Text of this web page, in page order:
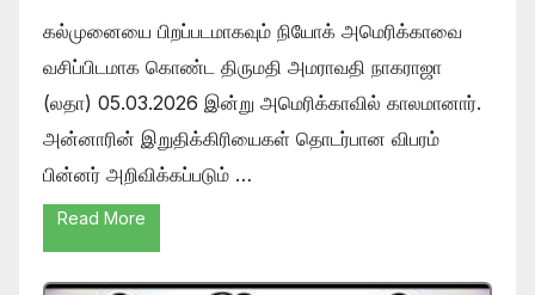
கல்முனையை பிறப்படமாகவும் நியோக் அமெரிக்காவை
வசிப்பிடமாக கொண்ட திருமதி அமராவதி நாகராஜா
(லதா) 05.03.2026 இன்று அமெரிக்காவில் காலமானார்.
அன்னாரின் இறுதிக்கிரியைகள் தொடர்பான விபரம்
பின்னர் அறிவிக்கப்படும் …
Read More